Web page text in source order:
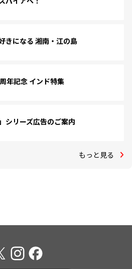
きになる 湘南・江の島
年記念 インド特集
シリーズ広告のご案内
もっと見る